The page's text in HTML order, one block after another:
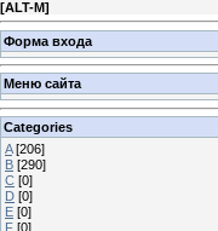
[ALT-M]
Форма входа
Меню сайта
Categories
A [206]
B [290]
C [0]
D [0]
E [0]
F [0]